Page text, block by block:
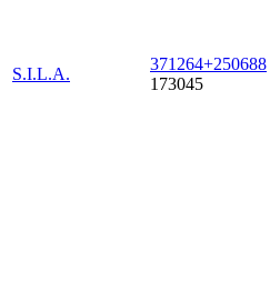
S.I.L.A.
371264+250688
173045